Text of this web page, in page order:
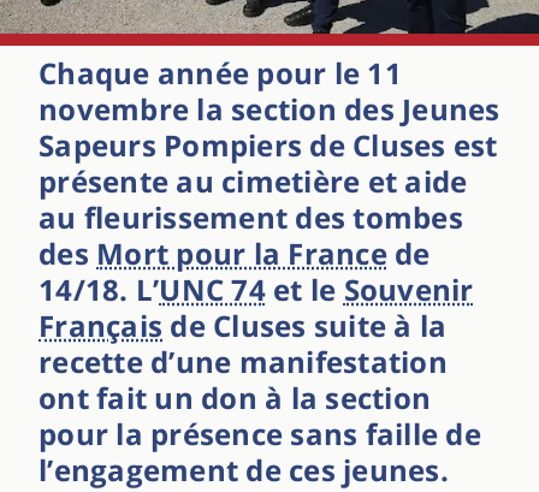
Chaque année pour le 11
novembre la section des Jeunes
Sapeurs Pompiers de Cluses est
présente au cimetière et aide
au fleurissement des tombes
des Mort pour la Francede
14/18. L’UNC 74et le Souvenir
Français de Cluses suite à la
recette d’une manifestation
ont fait un don à la section
pour la présence sans faille de
l’engagement de ces jeunes.